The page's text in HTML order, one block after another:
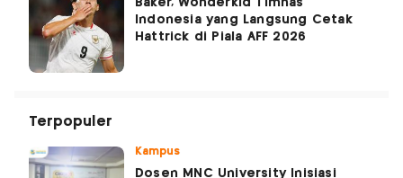
Baker, Wonderkid Timnas
Indonesia yang Langsung Cetak
Hattrick di Piala AFF 2026
Terpopuler
Kampus
Dosen MNC University Inisiasi